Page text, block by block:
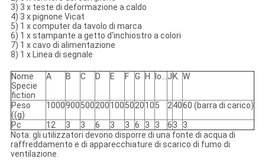
3) 3 x teste di deformazione a caldo
4) 3 x pignone Vicat
5) 1 x computer da tavolo di marca
6) 1 x stampante a getto d'inchiostro a colori
7) 1 x cavo di alimentazione
8) 1 x Linea di segnale
Nome
Specie
fiction
A B C D E F G H Io...J K. W
Peso
((g)
10009005002001005020105 24060 (barra di carico)
Pc 12 3 3 6 3 3 6 3 3 63
3
Nota: gli utilizzatori devono disporre di una fonte di acqua di
raffreddamento e di apparecchiature di scarico di fumo di
ventilazione.